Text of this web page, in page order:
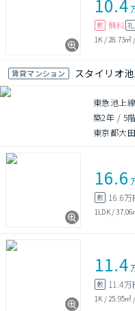
10.4
敷 無料 礼
1K / 28.73㎡ /
賃貸マンション スタイリオ
東急池上
築2年 / 5
東京都大
16.6
敷 16.6万
1LDK/37.06
11.4
敷 11.4万
1K / 25.95㎡ /